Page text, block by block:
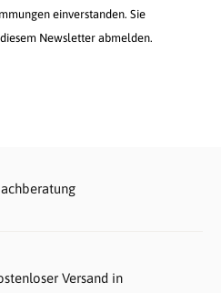
einverstanden. Sie
Newsletter abmelden.
Versand in